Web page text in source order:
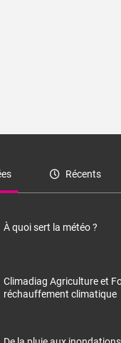
des
Récents
À quoi sert la météo ?
Climadiag Agriculture et
réchauffement climatique